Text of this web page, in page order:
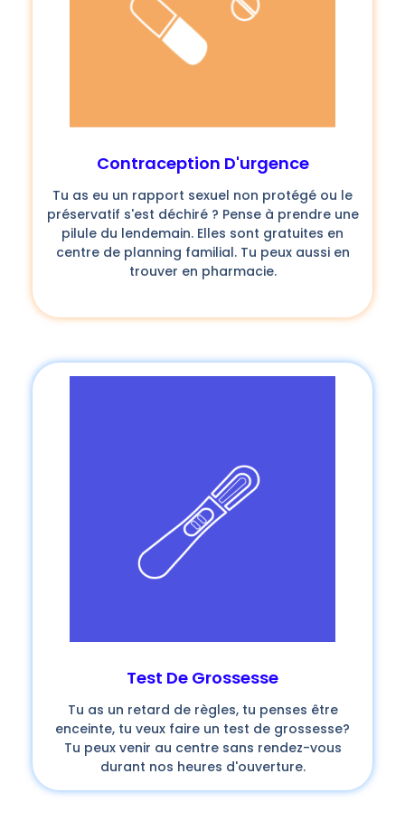
Contraception D'urgence
Tu as eu un rapport sexuel non protégé ou le
préservatif s'est déchiré ? Pense à prendre une
pilule du lendemain. Elles sont gratuites en
centre de planning familial. Tu peux aussi en
trouver en pharmacie.
Test De Grossesse
Tu as un retard de règles, tu penses être
enceinte, tu veux faire un test de grossesse?
Tu peux venir au centre sans rendez-vous
durant nos heures d'ouverture.